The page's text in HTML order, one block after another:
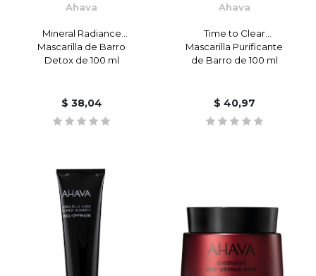
Ahava
Mineral Radiance
Mascarilla de Barro
Detox de 100 ml
$ 38,04
Ahava
Time to Clear
Mascarilla Purificante
de Barro de 100 ml
$ 40,97